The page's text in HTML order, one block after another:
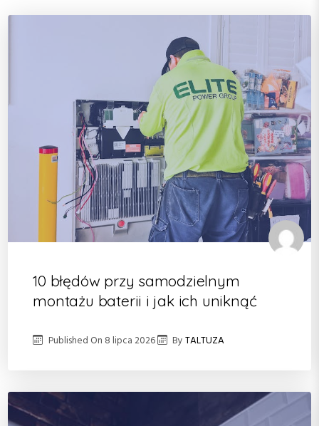
10 błędów przy samodzielnym
montażu baterii i jak ich uniknąć
Published On 8 lipca 2026 ByTALTUZA